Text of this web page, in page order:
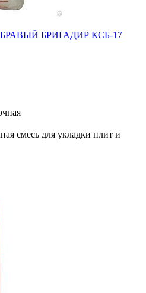
БРАВЫЙ БРИГАДИР КСБ-17
смесь для укладки плит и